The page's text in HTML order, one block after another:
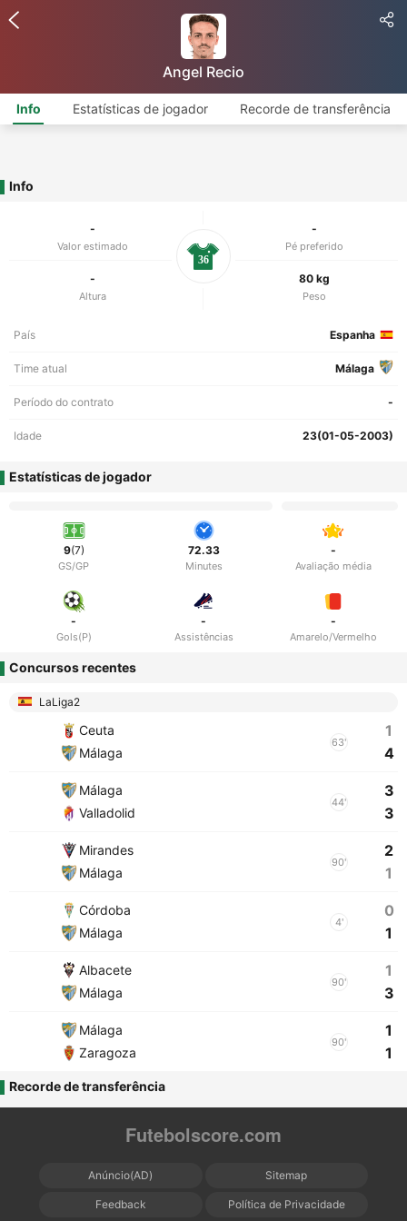
Angel Recio
Info Estatísticas de jogador Recorde de transferência
Info
-
Valor estimado
-
Pé preferido
-
Altura
80 kg
Peso
36
País Espanha
Time atual Málaga
Período do contrato -
Idade 23(01-05-2003)
Estatísticas de jogador
9(7)
GS/GP
72.33
Minutes
-
Avaliação média
-
Gols(P)
-
Assistências
-
Amarelo/Vermelho
Concursos recentes
LaLiga2
Ceuta
Málaga
63'
1
4
Málaga
Valladolid
44'
3
3
Mirandes
Málaga
90'
2
1
Córdoba
Málaga
4'
0
1
Albacete
Málaga
90'
1
3
Málaga
Zaragoza
90'
1
1
Recorde de transferência
Futebolscore.com
Anúncio(AD) Sitemap
Feedback Política de Privacidade